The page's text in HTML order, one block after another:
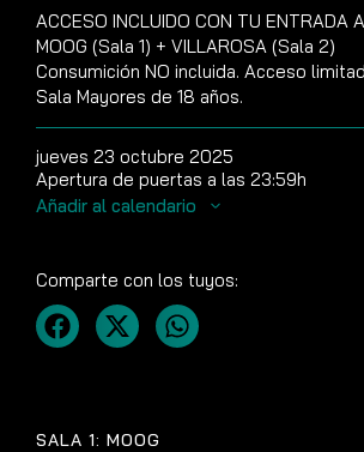
SALA 1: MOOG
ACCESO INCLUIDO CON TU ENTRADA
MOOG (Sala 1) + VILLAROSA (Sala 2)
Consumición NO incluida. Acceso
Sala Mayores de 18 años.
jueves 23 octubre 2025
Apertura de puertas a las 23:59h
Añadir al calendario
Comparte con los tuyos: